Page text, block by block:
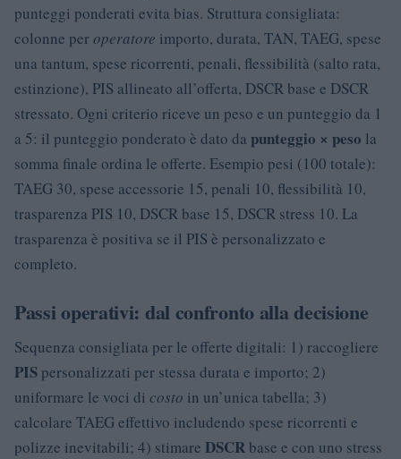
punteggi ponderati evita bias. Struttura consigliata:
colonne peroperatore importo, durata, TAN, TAEG, spese
una tantum, spese ricorrenti, penali, flessibilità (salto rata,
estinzione), PIS allineato all’offerta, DSCR base e DSCR
stressato. Ogni criterio riceve un peso e un punteggio da 1
a 5: il punteggio ponderato è dato da punteggio × peso la
somma finale ordina le offerte. Esempio pesi (100 totale):
TAEG 30, spese accessorie 15, penali 10, flessibilità 10,
trasparenza PIS 10, DSCR base 15, DSCR stress 10. La
trasparenza è positiva se il PIS è personalizzato e
completo.
Passi operativi: dal confronto alla decisione
Sequenza consigliata per le offerte digitali: 1) raccogliere
PIS personalizzati per stessa durata e importo; 2)
uniformare le voci di costo in un’unica tabella; 3)
calcolare TAEG effettivo includendo spese ricorrenti e
polizze inevitabili; 4) stimare DSCR base e con uno stress